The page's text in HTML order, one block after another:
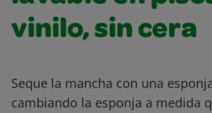
vinilo, sin cera
Seque la mancha con una
cambiando la esponja a medida